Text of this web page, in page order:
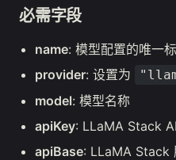
必需字段
name: 模型配置的唯一
provider: 设置为
model: 模型名称
apiKey: LLaMA Stack
apiBase: LLaMA Stack